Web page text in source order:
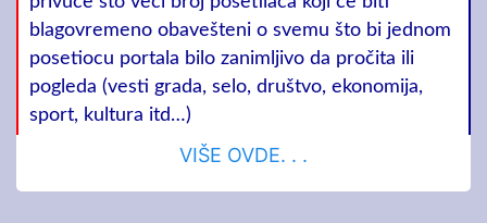
blagovremeno obavešteni o svemu što bi jednom
posetiocu portala bilo zanimljivo da pročita ili
pogleda (vesti grada, selo, društvo, ekonomija,
sport, kultura itd…)
VIŠE OVDE. . .